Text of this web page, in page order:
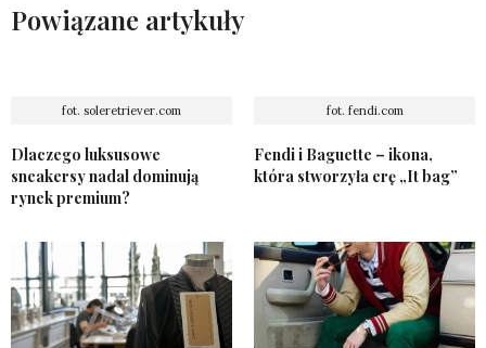
Powiązane artykuły
fot. soleretriever.com
Dlaczego luksusowe
sneakersy nadal dominują
rynek premium?
fot. fendi.com
Fendi i Baguette – ikona,
która stworzyła erę „It bag”